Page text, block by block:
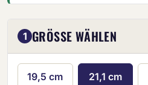
1 GRÖSSE WÄHLEN
19,5 cm 21,1 cm